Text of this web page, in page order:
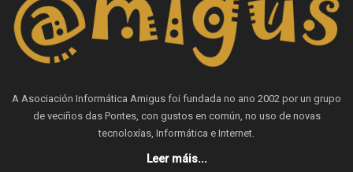
A Asociación Informática Amigus foi fundada no ano 2002 por un grupo
de veciños das Pontes, con gustos en común, no uso de novas
tecnoloxías, Informática e Internet.
Leer máis...